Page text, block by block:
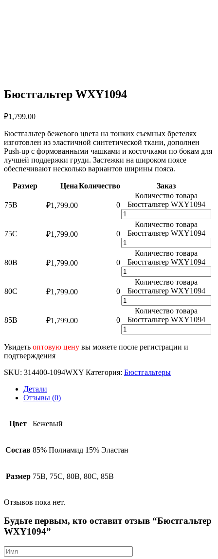
Бюстгальтер WXY1094
₽1,799.00
Бюстгальтер бежевого цвета на тонких съемных бретелях
изготовлен из эластичной синтетической ткани, дополнен
Push-up с формованными чашками и косточками по бокам для
лучшей поддержки груди. Застежки на широком поясе
обеспечивают несколько вариантов ширины пояса.
Размер ЦенаКоличество Заказ
75B ₽1,799.00 0
Количество товара
Бюстгальтер WXY1094
75C ₽1,799.00 0
Количество товара
Бюстгальтер WXY1094
80B ₽1,799.00 0
Количество товара
Бюстгальтер WXY1094
80C ₽1,799.00 0
Количество товара
Бюстгальтер WXY1094
85B ₽1,799.00 0
Количество товара
Бюстгальтер WXY1094
Увидеть оптовую цену вы можете после регистрации и
подтверждения
SKU: 314400-1094WXY Категория: Бюстгальтеры
Детали
Отзывы (0)
Цвет Бежевый
Состав 85% Полиамид 15% Эластан
Размер 75B, 75C, 80B, 80C, 85B
Отзывов пока нет.
Будьте первым, кто оставит отзыв “Бюстгальтер
WXY1094”